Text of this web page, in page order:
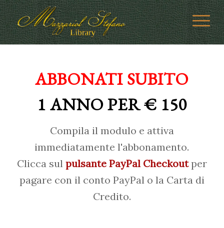
ABBONATI SUBITO
1 ANNO PER € 150
Compila il modulo e attiva
immediatamente l'abbonamento.
Clicca sul pulsante PayPal Checkoutper
pagare con il conto PayPal o la Carta di
Credito.